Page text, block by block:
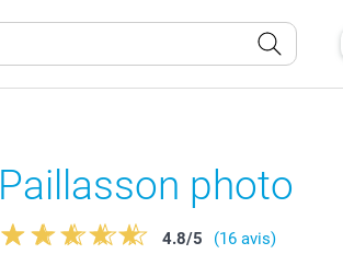
Paillasson photo
4.8/5
(16 avis)